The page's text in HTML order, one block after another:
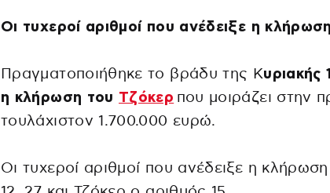
Οι τυχεροί αριθμοί που ανέδειξε η κλήρωση
Πραγματοποιήθηκε το βράδυ της Κυριακής
η κλήρωση του Τζόκερ που μοιράζει στην
τουλάχιστον 1.700.000 ευρώ.
Οι τυχεροί αριθμοί που ανέδειξε η κλήρωση